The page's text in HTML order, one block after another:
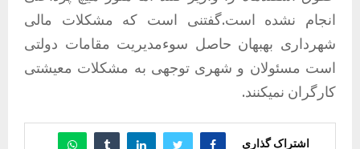
انجام نشده است.گفتنی است كه مشکلات مالی
شهرداری بهبهان حاصل سوءمدیریت مقامات دولتی
است مسئولان و شهری توجهی به مشکلات معیشتی
کارگران نمیکنند.
اشتراک گذاری